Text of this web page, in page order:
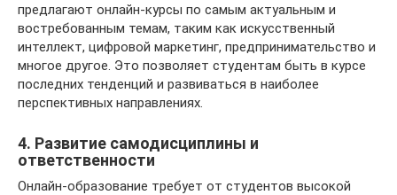
предлагают онлайн-курсы по самым актуальным и
востребованным темам, таким как искусственный
интеллект, цифровой маркетинг, предпринимательство и
многое другое. Это позволяет студентам быть в курсе
последних тенденций и развиваться в наиболее
перспективных направлениях.
4. Развитие самодисциплины и
ответственности
Онлайн-образование требует от студентов высокой